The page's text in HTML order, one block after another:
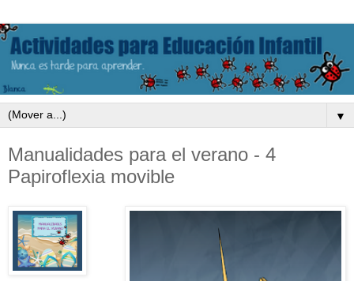
▼
Manualidades para el verano - 4
Papiroflexia movible